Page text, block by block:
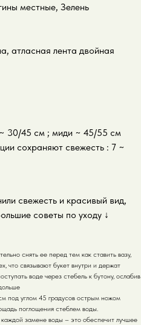
местные, Зелень
атласная лента двойная
30/45 см ; миди ~ 45/55 см
сохраняют свежесть : 7 ~
свежесть и красивый вид,
советы по уходу ↓
снять ее перед тем как ставить вазу,
что связывают букет внутри и держат
воде через стебель к бутону, ослабив
под углом 45 градусов острым ножом
поглощения стеблем воды.
замене воды – это обеспечит лучшее